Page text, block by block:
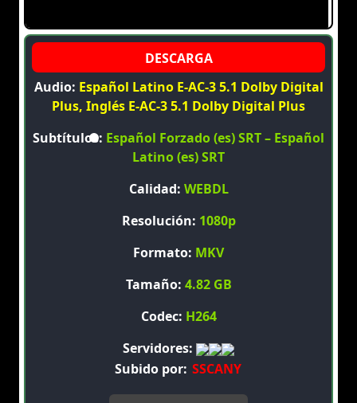
Audio: Español Latino E-AC-3 5.1 Dolby Digital
Plus, Inglés E-AC-3 5.1 Dolby Digital Plus
Subtítulos: Español Forzado (es) SRT – Español
Latino (es) SRT
Calidad: WEBDL
Resolución: 1080p
Formato: MKV
Tamaño: 4.82 GB
Codec: H264
Servidores:
Subido por: SSCANY